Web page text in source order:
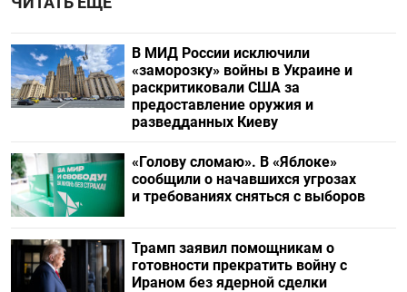
В МИД России исключили
«заморозку» войны в Украине и
раскритиковали США за
предоставление оружия и
разведданных Киеву
«Голову сломаю». В «Яблоке»
сообщили о начавшихся угрозах
и требованиях сняться с выборов
Трамп заявил помощникам о
готовности прекратить войну с
Ираном без ядерной сделки